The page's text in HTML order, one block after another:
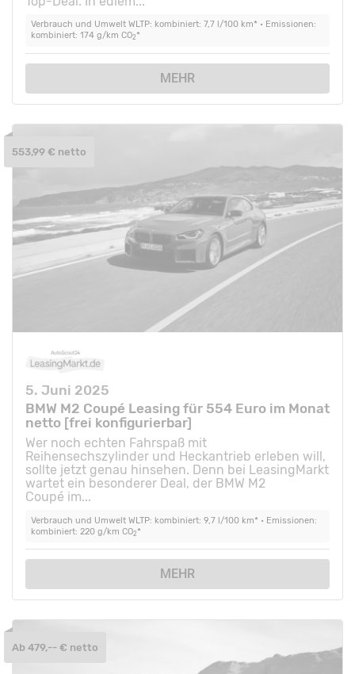
Verbrauch und Umwelt WLTP: kombiniert: 7,7 l/100 km* • Emissionen:
kombiniert: 174 g/km CO2*
MEHR
5. Juni 2025
BMW M2 Coupé Leasing für 554 Euro im Monat
netto [frei konfigurierbar]
Wer noch echten Fahrspaß mit
Reihensechszylinder und Heckantrieb erleben will,
sollte jetzt genau hinsehen. Denn bei LeasingMarkt
wartet ein besonderer Deal, der BMW M2
Coupé im...
Verbrauch und Umwelt WLTP: kombiniert: 9,7 l/100 km* • Emissionen:
kombiniert: 220 g/km CO2*
MEHR
553,99 € netto
Ab 479,-- € netto